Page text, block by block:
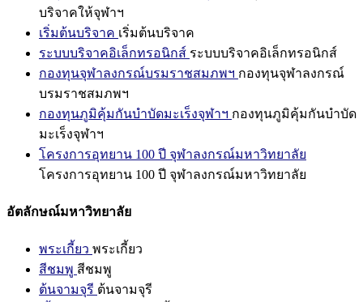
บริจาคให้จุฬาฯ
เริ่มต้นบริจาค เริ่มต้นบริจาค
ระบบบริจาคอิเล็กทรอนิกส์ ระบบบริจาคอิเล็กทรอนิกส์
กองทุนจุฬาลงกรณ์บรมราชสมภพฯ กองทุนจุฬาลงกรณ์
บรมราชสมภพฯ
กองทุนภูมิคุ้มกันบำบัดมะเร็งจุฬาฯ กองทุนภูมิคุ้มกันบำบัด
มะเร็งจุฬาฯ
โครงการอุทยาน 100 ปี จุฬาลงกรณ์มหาวิทยาลัย
โครงการอุทยาน 100 ปี จุฬาลงกรณ์มหาวิทยาลัย
อัตลักษณ์มหาวิทยาลัย
พระเกี้ยว พระเกี้ยว
สีชมพู สีชมพู
ต้นจามจุรี ต้นจามจุรี